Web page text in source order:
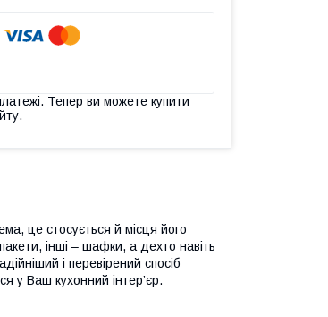
Тепер ви можете купити
це стосується й місця його
інші – шафки, а дехто навіть
і перевірений спосіб
у Ваш кухонний інтер’єр.